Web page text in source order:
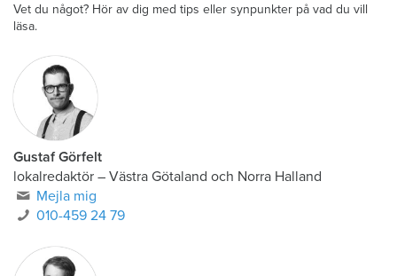
Vet du något? Hör av dig med tips eller synpunkter på vad du vill
läsa.
Gustaf Görfelt
lokalredaktör – Västra Götaland och Norra Halland
Mejla mig
010-459 24 79